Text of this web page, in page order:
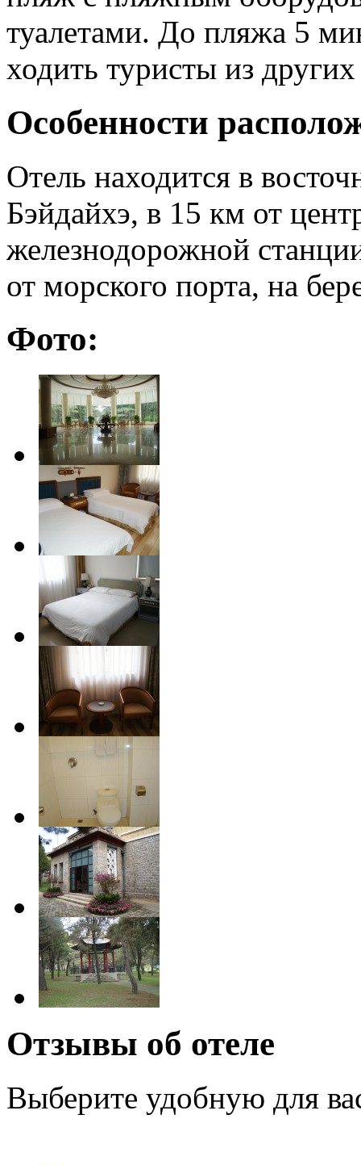
туалетами. До пляжа 5
ходить туристы из
Особенности
Отель находится в
Бэйдайхэ, в 15 км от
железнодорожной
от морского порта, на
Фото:
Отзывы об отеле
Выберите удобную для